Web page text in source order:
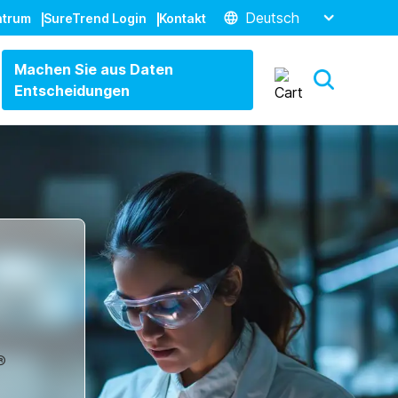
SureTrend Login Kontakt Deutsch
Machen Sie aus Daten
Entscheidungen